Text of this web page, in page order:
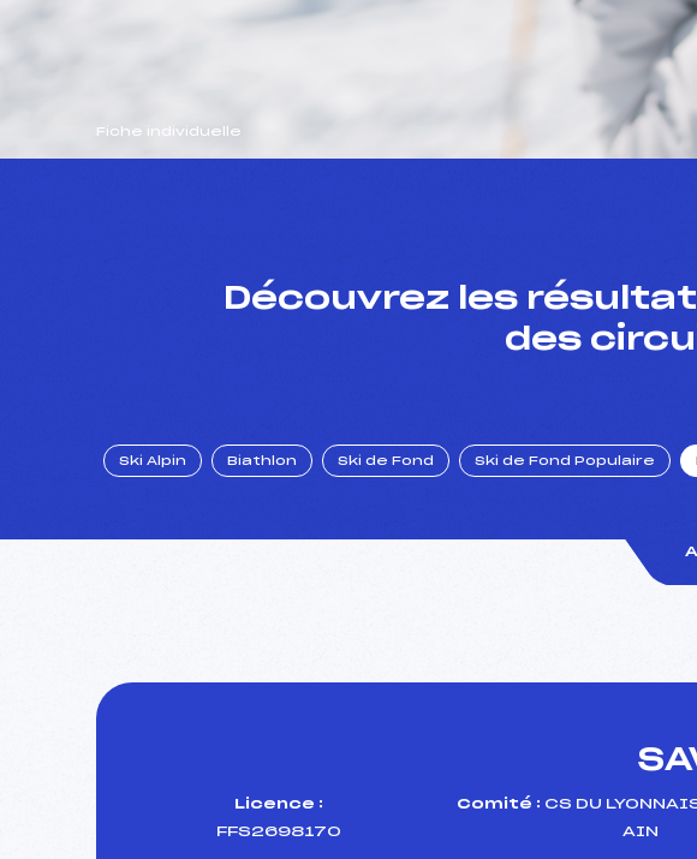
Fiche individuelle
Découvrez les
des
Ski Alpin Biathlon Ski de Fond Ski de Fond Populaire
Licence :
FFS2698170
Comité : CS DU
AIN